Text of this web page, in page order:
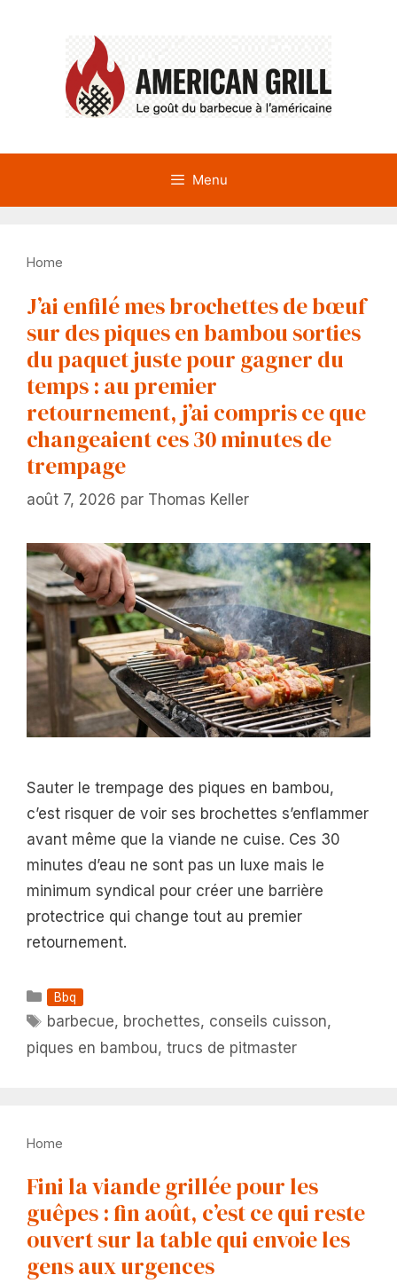
Menu
Home
J’ai enfilé mes brochettes de bœuf
sur des piques en bambou sorties
du paquet juste pour gagner du
temps : au premier
retournement, j’ai compris ce que
changeaient ces 30 minutes de
trempage
août 7, 2026 par Thomas Keller
Sauter le trempage des piques en bambou,
c’est risquer de voir ses brochettes s’enflammer
avant même que la viande ne cuise. Ces 30
minutes d’eau ne sont pas un luxe mais le
minimum syndical pour créer une barrière
protectrice qui change tout au premier
retournement.
Catégories
Bbq
Étiquettes
barbecue, brochettes, conseils cuisson,
piques en bambou, trucs de pitmaster
Home
Fini la viande grillée pour les
guêpes : fin août, c’est ce qui reste
ouvert sur la table qui envoie les
gens aux urgences